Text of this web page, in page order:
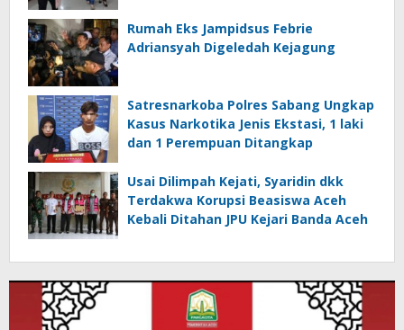
Rumah Eks Jampidsus Febrie
Adriansyah Digeledah Kejagung
Satresnarkoba Polres Sabang Ungkap
Kasus Narkotika Jenis Ekstasi, 1 laki
dan 1 Perempuan Ditangkap
Usai Dilimpah Kejati, Syaridin dkk
Terdakwa Korupsi Beasiswa Aceh
Kebali Ditahan JPU Kejari Banda Aceh